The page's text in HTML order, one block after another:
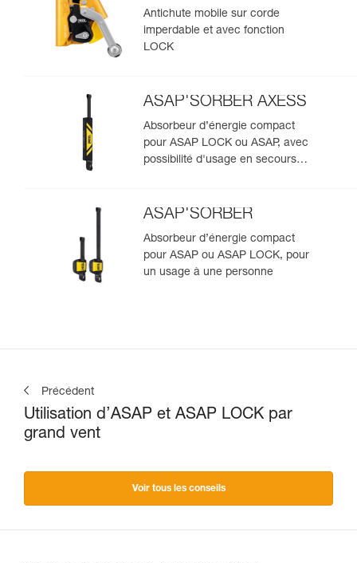
Antichute mobile sur corde
imperdable et avec fonction
LOCK
ASAP'SORBER AXESS
Absorbeur d’énergie compact
pour ASAP LOCK ou ASAP, avec
possibilité d'usage en secours
ASAP'SORBER
Absorbeur d’énergie compact
pour ASAP ou ASAP LOCK, pour
un usage à une personne
Précédent
Utilisation d’ASAP et ASAP LOCK par
grand vent
Voir tous les conseils